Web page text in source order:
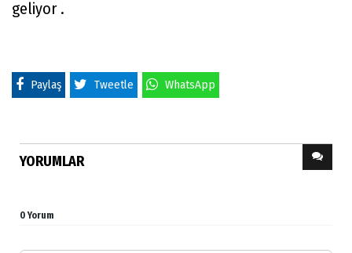
geliyor .
Paylaş Tweetle WhatsApp
YORUMLAR
0 Yorum